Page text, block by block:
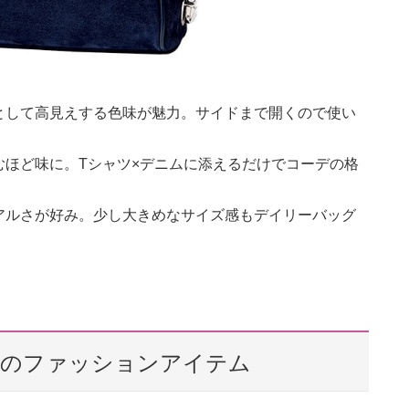
て高見えする色味が魅力。サイドまで開くので使い
ど味に。Tシャツ×デニムに添えるだけでコーデの格
さが好み。少し大きめなサイズ感もデイリーバッグ
ファッションアイテム